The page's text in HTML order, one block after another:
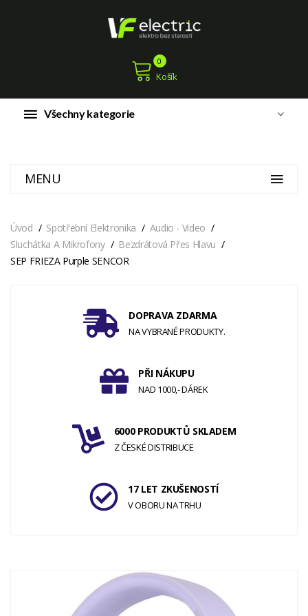
Košík
0
Všechny kategorie
MENU
Úvod Spotřební Elektronika
Audio - Video
Sluchátka A Mikrofony
Bezdrátová Přes Hlavu
SEP FRIEZA Purple SENCOR
DOPRAVA ZDARMA
NA VYBRANÉ PRODUKTY.
PŘI NÁKUPU
NAD 1000,- DÁREK
6000 PRODUKTŮ SKLADEM
Z ČESKÉ DISTRIBUCE
17 LET ZKUŠENOSTÍ
V OBORU NA TRHU